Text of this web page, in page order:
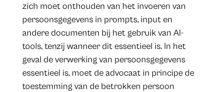
zich moet onthouden van het invoeren van
persoonsgegevens in prompts, input en
andere documenten bij het gebruik van AI-
tools, tenzij wanneer dit essentieel is. In het
geval de verwerking van persoonsgegevens
essentieel is, moet de advocaat in principe de
toestemming van de betrokken persoon